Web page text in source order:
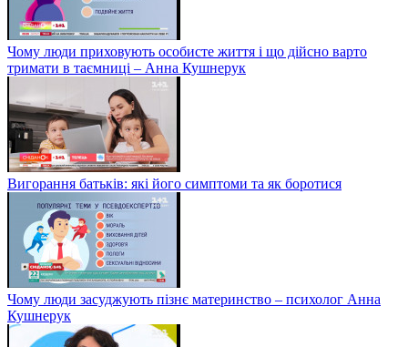
Чому люди приховують особисте життя і що дійсно варто
тримати в таємниці – Анна Кушнерук
Вигорання батьків: які його симптоми та як боротися
Чому люди засуджують пізнє материнство – психолог Анна
Кушнерук